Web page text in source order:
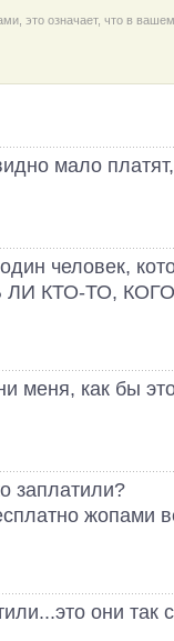
это означает, что в
мало
человек,
ЛИ КТО-ТО,
меня, как бы
заплатили?
жопами
они так